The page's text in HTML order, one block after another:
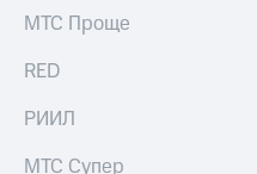
тарифом
для дома
приложение
Видеонаблюдение
МТС Проще
RED
РИИЛ
МТС Супер